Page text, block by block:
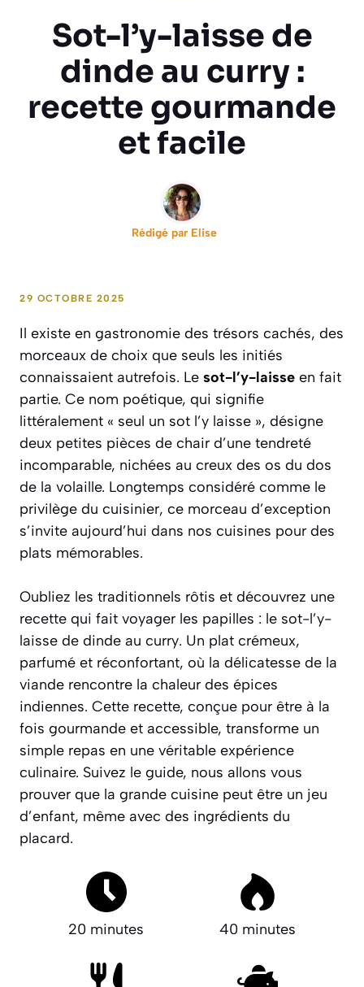
Sot-l’y-laisse de
dinde au curry :
recette gourmande
et facile
Rédigé par Elise
29 OCTOBRE 2025
Il existe en gastronomie des trésors cachés, des
morceaux de choix que seuls les initiés
connaissaient autrefois. Le sot-l’y-laisse en fait
partie. Ce nom poétique, qui signifie
littéralement « seul un sot l’y laisse », désigne
deux petites pièces de chair d’une tendreté
incomparable, nichées au creux des os du dos
de la volaille. Longtemps considéré comme le
privilège du cuisinier, ce morceau d’exception
s’invite aujourd’hui dans nos cuisines pour des
plats mémorables.
Oubliez les traditionnels rôtis et découvrez une
recette qui fait voyager les papilles : le sot-l’y-
laisse de dinde au curry. Un plat crémeux,
parfumé et réconfortant, où la délicatesse de la
viande rencontre la chaleur des épices
indiennes. Cette recette, conçue pour être à la
fois gourmande et accessible, transforme un
simple repas en une véritable expérience
culinaire. Suivez le guide, nous allons vous
prouver que la grande cuisine peut être un jeu
d’enfant, même avec des ingrédients du
placard.
20 minutes 40 minutes